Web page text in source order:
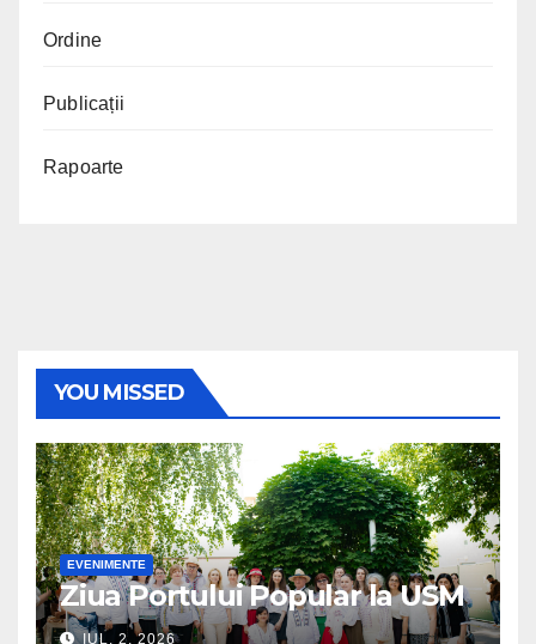
Ordine
Publicații
Rapoarte
YOU MISSED
EVENIMENTE
Ziua Portului Popular la USM
IUL. 2, 2026